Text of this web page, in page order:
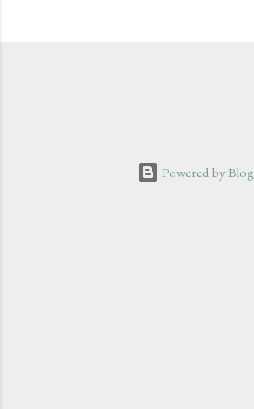
Powered by